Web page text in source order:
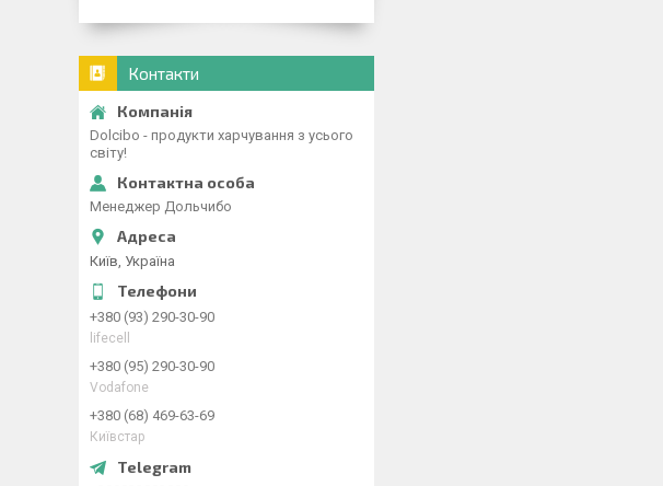
Контакти
Dolcibo - продукти харчування з усього
світу!
Менеджер Дольчибо
Київ, Україна
+380 (93) 290-30-90
lifecell
+380 (95) 290-30-90
Vodafone
+380 (68) 469-63-69
Київстар